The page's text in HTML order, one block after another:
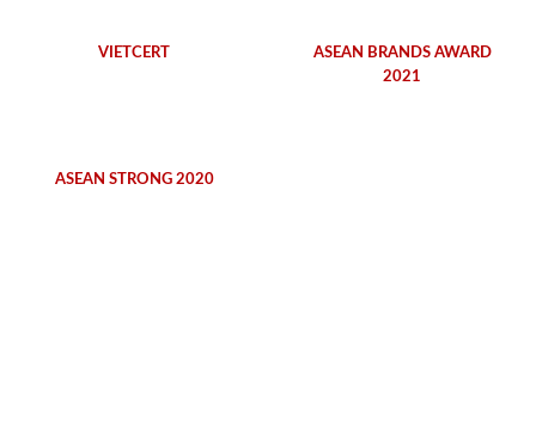
VIETCERT
ASEAN BRANDS AWARD
2021
ASEAN STRONG 2020